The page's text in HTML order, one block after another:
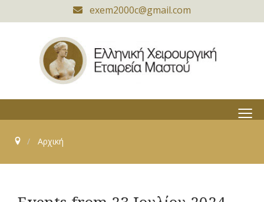
exem2000c@gmail.com
≡
Αρχική